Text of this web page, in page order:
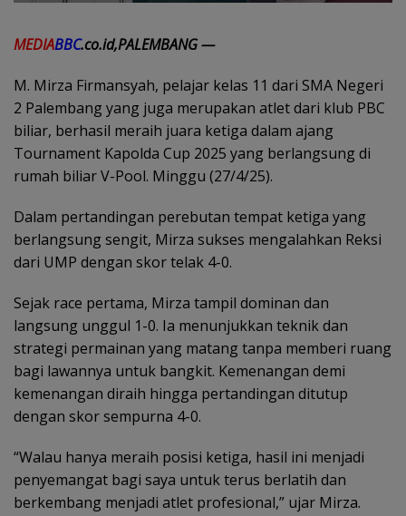
MEDIABBC.co.id,PALEMBANG —
M. Mirza Firmansyah, pelajar kelas 11 dari SMA Negeri
2 Palembang yang juga merupakan atlet dari klub PBC
biliar, berhasil meraih juara ketiga dalam ajang
Tournament Kapolda Cup 2025 yang berlangsung di
rumah biliar V-Pool. Minggu (27/4/25).
Dalam pertandingan perebutan tempat ketiga yang
berlangsung sengit, Mirza sukses mengalahkan Reksi
dari UMP dengan skor telak 4-0.
Sejak race pertama, Mirza tampil dominan dan
langsung unggul 1-0. Ia menunjukkan teknik dan
strategi permainan yang matang tanpa memberi ruang
bagi lawannya untuk bangkit. Kemenangan demi
kemenangan diraih hingga pertandingan ditutup
dengan skor sempurna 4-0.
“Walau hanya meraih posisi ketiga, hasil ini menjadi
penyemangat bagi saya untuk terus berlatih dan
berkembang menjadi atlet profesional,” ujar Mirza.